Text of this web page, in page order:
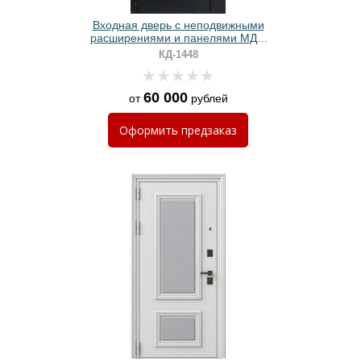
Входная дверь с неподвижными
расширениями и панелями МДФ
черного цвета
КД-1448
от60 000рублей
Оформить предзаказ